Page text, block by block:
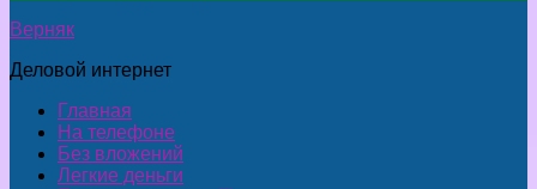
Верняк
Деловой интернет
Главная
На телефоне
Без вложений
Легкие деньги